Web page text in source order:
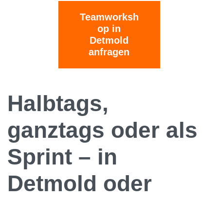
Teamworksh
op in
Detmold
anfragen
Halbtags,
ganztags oder als
Sprint – in
Detmold oder